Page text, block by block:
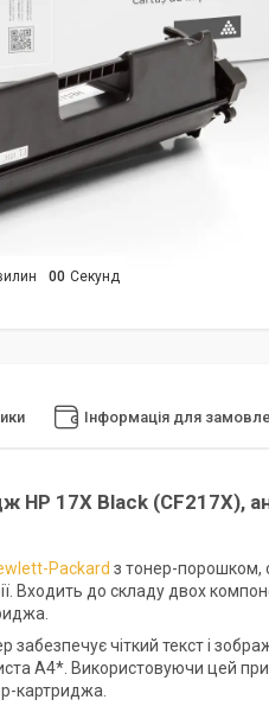
00 Секунд
Інформація для
HP 17X Black (CF217X),
Packard з тонер-порошком,
Входить до складу двох
забезпечує чіткий текст і
А4*. Використовуючи цей
картриджа.